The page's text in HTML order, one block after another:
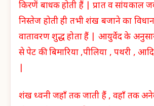
किरणें बाधक होती हैं | प्रात व सांयकाल
निस्तेज होती ही तभी शंख बजाने का
वातावरण शुद्ध होता हैं | आयुर्वेद के
से पेट की बिमारिया ,पीलिया , पथरी ,
शंख ध्वनी जहाँ तक जाती हैं , वहाँ तक